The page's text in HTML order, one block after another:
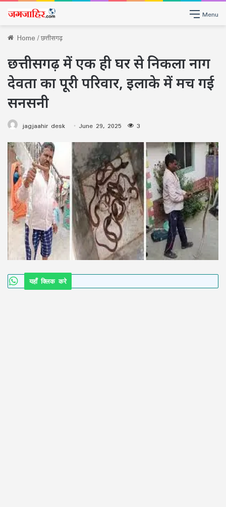
Menu
Home/छत्तीसगढ़
छत्तीसगढ़ में एक ही घर से निकला नाग
देवता का पूरी परिवार, इलाके में मच गई
सनसनी
jagjaahir desk June 29, 2025 3
यहाँ क्लिक करे